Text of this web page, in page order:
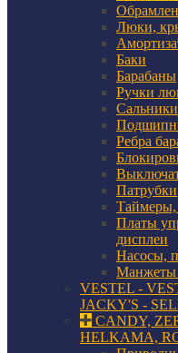
Люки,
Баки
Барабаны
Ручки
Ребра
Патрубки
Таймеры,
Платы
дисплеи
Насосы,
Манжеты
VESTEL -
JACKY'S -
CANDY,
HELKAMA,